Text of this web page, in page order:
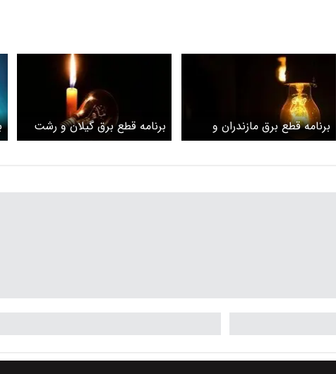
برنامه قطع برق مازندران و
ساری امروز پنج‌شنبه ۱ خرداد
برنامه قطع برق گیلان و رشت
امروز پنج‌شنبه ۱ خرداد